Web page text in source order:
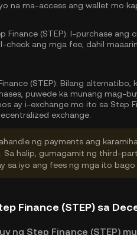
na ma-access ang wallet mo
Finance (STEP): I-purchase ang
check ang mga fee, dahil
(STEP): Bilang alternatibo,
puwede ka munang mag-
ay i-exchange mo ito sa Step
exchange.
ng payments ang
halip, gumagamit ng third-
sa iyo ang fees ng mga ito bago
Finance (STEP) sa
ng Step Finance (STEP)